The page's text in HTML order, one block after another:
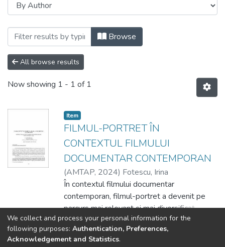
Browsing 3. Facultatea Artă Teatrală,
Browse
All browse results
Now showing 1 - 1 of 1
Item
FILMUL-PORTRET ÎN
CONTEXTUL FILMULUI
DOCUMENTAR CONTEMPORAN
(AMTAP, 2024) Fotescu, Irina
În contextul filmului documentar
contemporan, filmul-portret a devenit pe
parcurs mai relevant și mai diversificat.
Acest gen de film se află în continuă
evoluție și se adaptează la schimbările
culturale, sociale și tehnologice. Tehnologia
Show more
We collect and process your personal information for the
following purposes: Authentication, Preferences,
Acknowledgement and Statistics.